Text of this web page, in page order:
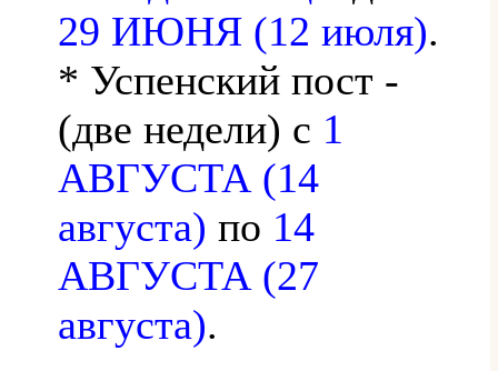
29 ИЮНЯ (12 июля).
* Успенский пост -
(две недели) с 1
АВГУСТА (14
августа) по 14
АВГУСТА (27
августа).